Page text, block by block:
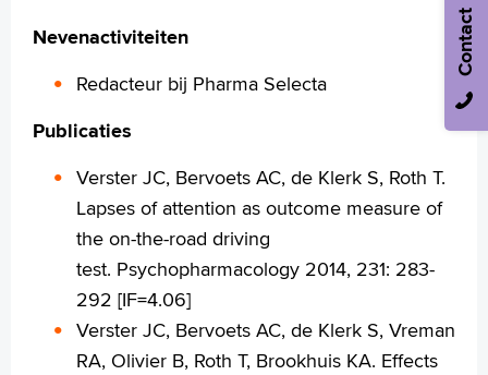
Nevenactiviteiten
Redacteur bij Pharma Selecta
Publicaties
Verster JC, Bervoets AC, de Klerk S, Roth T.
Lapses of attention as outcome measure of
the on-the-road driving
test. Psychopharmacology 2014, 231: 283-
292 [IF=4.06]
Verster JC, Bervoets AC, de Klerk S, Vreman
RA, Olivier B, Roth T, Brookhuis KA. Effects
Contact